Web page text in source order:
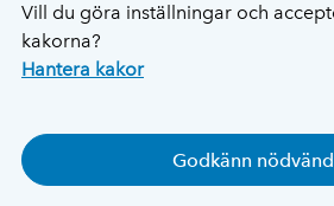
Vill du göra inställningar och
kakorna?
Hantera kakor
Godkänn